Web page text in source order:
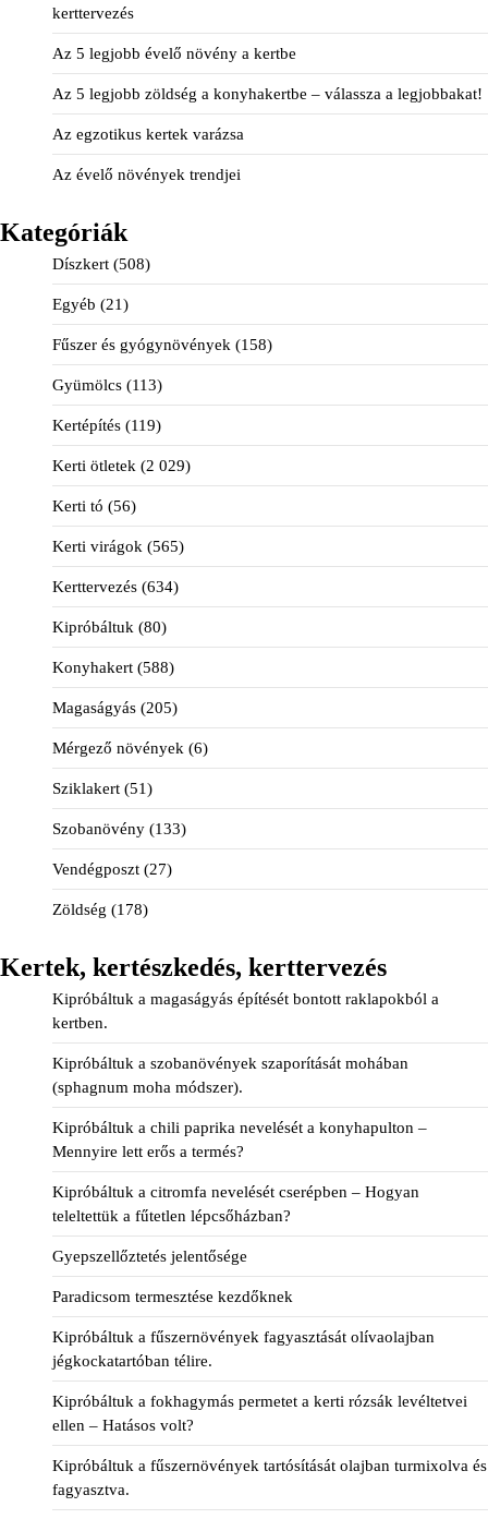
kerttervezés
Az 5 legjobb évelő növény a kertbe
Az 5 legjobb zöldség a konyhakertbe – válassza a legjobbakat!
Az egzotikus kertek varázsa
Az évelő növények trendjei
Kategóriák
Díszkert (508)
Egyéb (21)
Fűszer és gyógynövények (158)
Gyümölcs (113)
Kertépítés (119)
Kerti ötletek (2 029)
Kerti tó (56)
Kerti virágok (565)
Kerttervezés (634)
Kipróbáltuk (80)
Konyhakert (588)
Magaságyás (205)
Mérgező növények (6)
Sziklakert (51)
Szobanövény (133)
Vendégposzt (27)
Zöldség (178)
Kertek, kertészkedés, kerttervezés
Kipróbáltuk a magaságyás építését bontott raklapokból a
kertben.
Kipróbáltuk a szobanövények szaporítását mohában
(sphagnum moha módszer).
Kipróbáltuk a chili paprika nevelését a konyhapulton –
Mennyire lett erős a termés?
Kipróbáltuk a citromfa nevelését cserépben – Hogyan
teleltettük a fűtetlen lépcsőházban?
Gyepszellőztetés jelentősége
Paradicsom termesztése kezdőknek
Kipróbáltuk a fűszernövények fagyasztását olívaolajban
jégkockatartóban télire.
Kipróbáltuk a fokhagymás permetet a kerti rózsák levéltetvei
ellen – Hatásos volt?
Kipróbáltuk a fűszernövények tartósítását olajban turmixolva és
fagyasztva.